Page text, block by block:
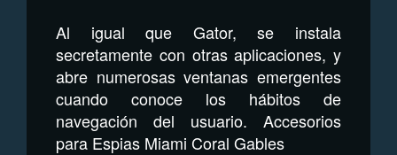
Al igual que Gator, se instala
secretamente con otras aplicaciones, y
abre numerosas ventanas emergentes
cuando conoce los hábitos de
navegación del usuario. Accesorios
para Espias Miami Coral Gables